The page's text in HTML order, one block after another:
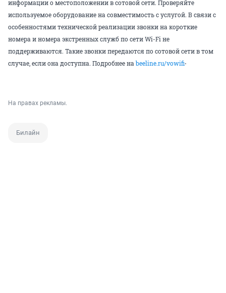
информации о местоположении в сотовой сети. Проверяйте
используемое оборудование на совместимость с услугой. В связи с
особенностями технической реализации звонки на короткие
номера и номера экстренных служб по сети Wi-Fi не
поддерживаются. Такие звонки передаются по сотовой сети в том
случае, если она доступна. Подробнее наbeeline.ru/vowifi.
На правах рекламы.
Билайн